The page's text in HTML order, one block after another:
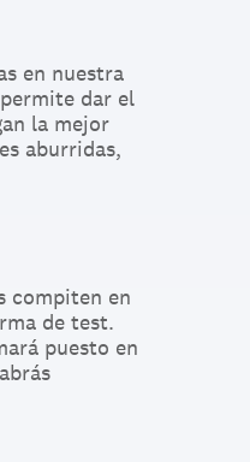
en nuestra
dar el
la mejor
aburridas,
compiten en
de test.
puesto en